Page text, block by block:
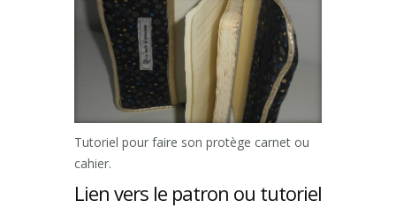
Tutoriel pour faire son protège carnet ou
cahier.
Lien vers le patron ou tutoriel